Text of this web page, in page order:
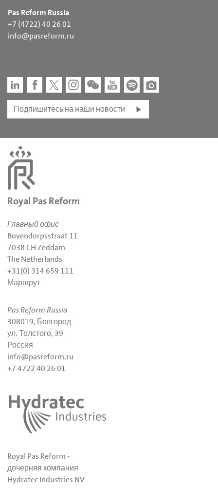
Pas Reform Russia
+7 (4722) 40 26 01
info@pasreform.ru
Подпишитесь на наши новости
Royal Pas Reform
Главный офис
Bovendorpsstraat 11
7038 CH Zeddam
The Netherlands
+31(0) 314 659 111
Маршрут
Pas Reform Russia
308019, Белгород
ул. Толстого, 39
Россия
info@pasreform.ru
+7 4722 40 26 01
Royal Pas Reform -
дочерняя компания
Hydratec Industries NV